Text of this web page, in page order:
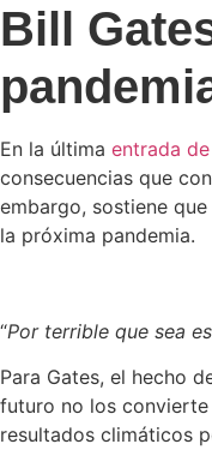
Bill
En la última entrada
consecuencias que
embargo, sostiene
la próxima pandemia.
“Por terrible que sea
Para Gates, el hecho
futuro no los convierte
resultados climáticos